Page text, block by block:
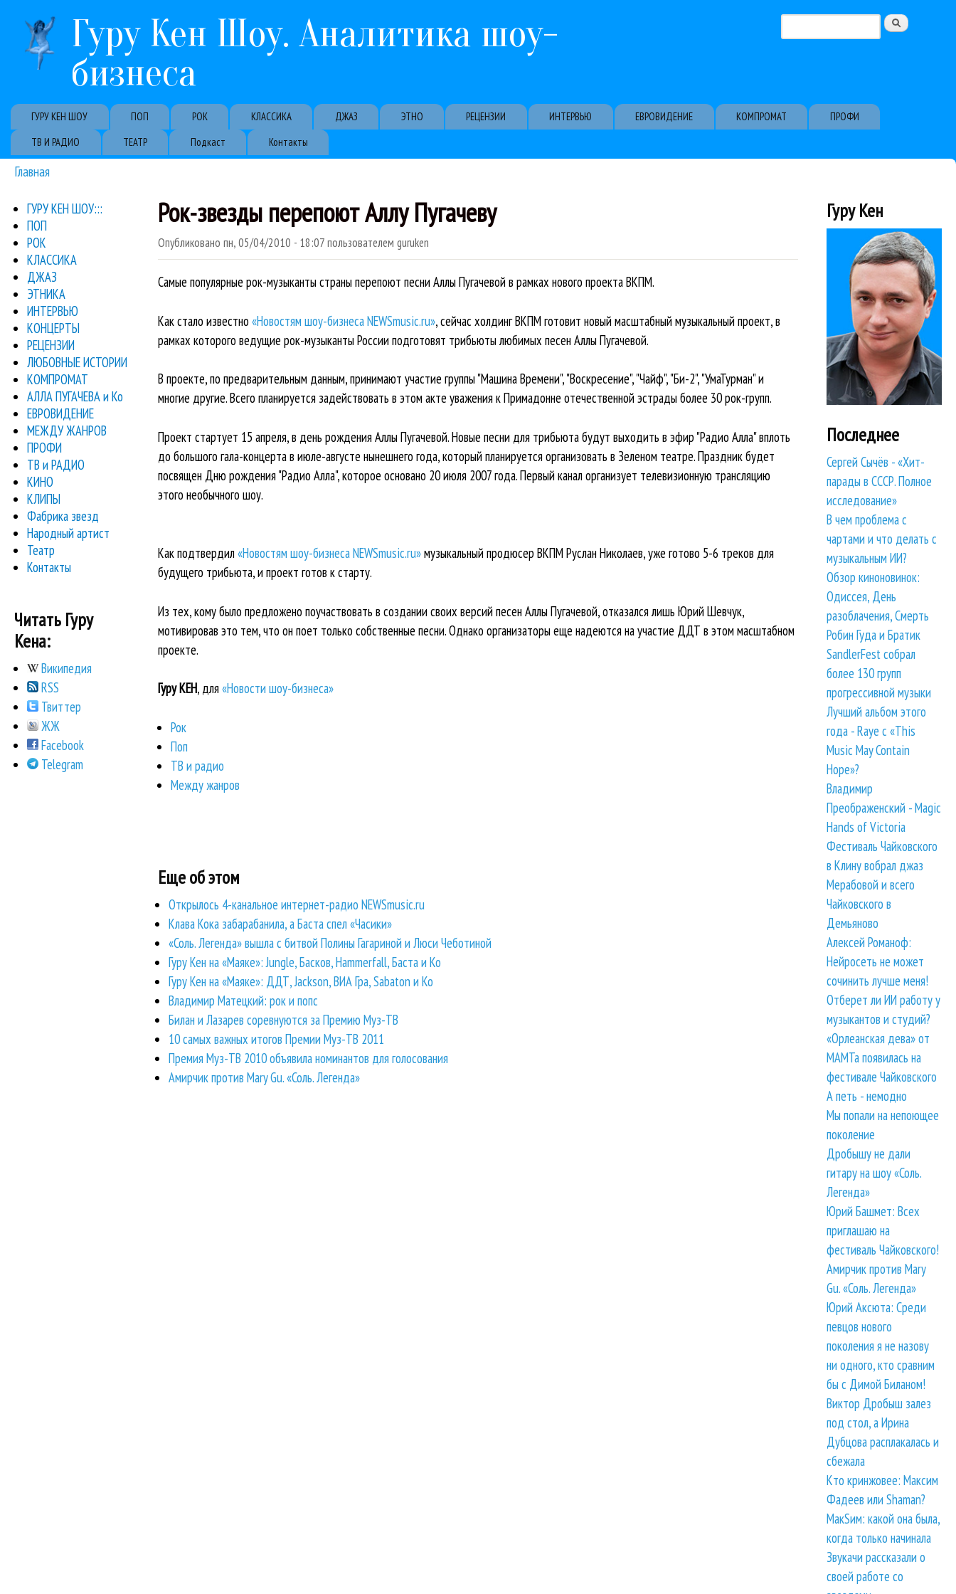
Гуру Кен Шоу. Аналитика шоу-
бизнеса
Форма поиска
Primary links
ГУРУ КЕН ШОУ ПОП РОК КЛАССИКА ДЖАЗ ЭТНО РЕЦЕНЗИИ ИНТЕРВЬЮ ЕВРОВИДЕНИЕ КОМПРОМАТ
ПРОФИ
ТВ И РАДИО
ТЕАТР Подкаст Контакты
Вы здесь
Главная
Рок-звезды перепоют Аллу Пугачеву
Опубликовано пн, 05/04/2010 - 18:07пользователем guruken
Самые популярные рок-музыканты страны перепоют песни Аллы Пугачевой в рамках нового проекта ВКПМ.
Как стало известно «Новостям шоу-бизнеса NEWSmusic.ru», сейчас холдинг ВКПМ готовит новый масштабный музыкальный проект, в
рамках которого ведущие рок-музыканты России подготовят трибьюты любимых песен Аллы Пугачевой.
В проекте, по предварительным данным, принимают участие группы "Машина Времени", "Воскресение", "Чайф", "Би-2", "УмаТурман" и
многие другие. Всего планируется задействовать в этом акте уважения к Примадонне отечественной эстрады более 30 рок-групп.
Проект стартует 15 апреля, в день рождения Аллы Пугачевой. Новые песни для трибьюта будут выходить в эфир "Радио Алла" вплоть
до большого гала-концерта в июле-августе нынешнего года, который планируется организовать в Зеленом театре. Праздник будет
посвящен Дню рождения "Радио Алла", которое основано 20 июля 2007 года. Первый канал организует телевизионную трансляцию
этого необычного шоу.
Как подтвердил«Новостям шоу-бизнеса NEWSmusic.ru»музыкальный продюсер ВКПМ Руслан Николаев, уже готово 5-6 треков для
будущего трибьюта, и проект готов к старту.
Из тех, кому было предложено поучаствовать в создании своих версий песен Аллы Пугачевой, отказался лишь Юрий Шевчук,
мотивировав это тем, что он поет только собственные песни. Однако организаторы еще надеются на участие ДДТ в этом масштабном
проекте.
Гуру КЕН, для«Новости шоу-бизнеса»
Рок
Поп
ТВ и радио
Между жанров
Еще об этом
Открылось 4-канальное интернет-радио NEWSmusic.ru
Клава Кока забарабанила, а Баста спел «Часики»
«Соль. Легенда» вышла с битвой Полины Гагариной и Люси Чеботиной
Гуру Кен на «Маяке»: Jungle, Басков, Hammerfall, Баста и Ко
Гуру Кен на «Маяке»: ДДТ, Jackson, ВИА Гра, Sabaton и Ко
Владимир Матецкий: рок и попс
Билан и Лазарев соревнуются за Премию Муз-ТВ
10 самых важных итогов Премии Муз-ТВ 2011
Премия Муз-ТВ 2010 объявила номинантов для голосования
Амирчик против Mary Gu. «Соль. Легенда»
ГУРУ КЕН ШОУ:::
ПОП
РОК
КЛАССИКА
ДЖАЗ
ЭТНИКА
ИНТЕРВЬЮ
КОНЦЕРТЫ
РЕЦЕНЗИИ
ЛЮБОВНЫЕ ИСТОРИИ
КОМПРОМАТ
АЛЛА ПУГАЧЕВА и Ко
ЕВРОВИДЕНИЕ
МЕЖДУ ЖАНРОВ
ПРОФИ
ТВ и РАДИО
КИНО
КЛИПЫ
Фабрика звезд
Народный артист
Театр
Контакты
Читать Гуру
Кена:
Википедия
RSS
Твиттер
ЖЖ
Facebook
Telegram
Гуру Кен
Последнее
Сергей Сычёв - «Хит-
парады в СССР. Полное
исследование»
В чем проблема с
чартами и что делать с
музыкальным ИИ?
Обзор киноновинок:
Одиссея, День
разоблачения, Смерть
Робин Гуда и Братик
SandlerFest собрал
более 130 групп
прогрессивной музыки
Лучший альбом этого
года - Raye с «This
Music May Contain
Hope»?
Владимир
Преображенский - Magic
Hands of Victoria
Фестиваль Чайковского
в Клину вобрал джаз
Мерабовой и всего
Чайковского в
Демьяново
Алексей Романоф:
Нейросеть не может
сочинить лучше меня!
Отберет ли ИИ работу у
музыкантов и студий?
«Орлеанская дева» от
МАМТа появилась на
фестивале Чайковского
А петь - немодно
Мы попали на непоющее
поколение
Дробышу не дали
гитару на шоу «Соль.
Легенда»
Юрий Башмет: Всех
приглашаю на
фестиваль Чайковского!
Амирчик против Mary
Gu. «Соль. Легенда»
Юрий Аксюта: Среди
певцов нового
поколения я не назову
ни одного, кто сравним
бы с Димой Биланом!
Виктор Дробыш залез
под стол, а Ирина
Дубцова расплакалась и
сбежала
Кто кринжовее: Максим
Фадеев или Shaman?
МакSим: какой она была,
когда только начинала
Звукачи рассказали о
своей работе со